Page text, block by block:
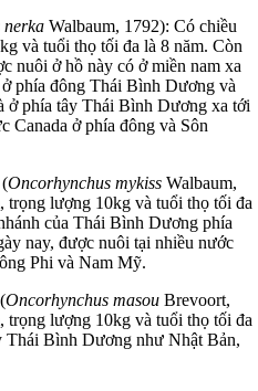
nerka Walbaum, 1792): Có chiều
và tuổi thọ tối đa là 8 năm. Còn
nuôi ở hồ này có ở miền nam xa
phía đông Thái Bình Dương và
ở phía tây Thái Bình Dương xa tới
Canada ở phía đông và Sôn
Oncorhynchus mykiss Walbaum,
trọng lượng 10kg và tuổi thọ tối đa
của Thái Bình Dương phía
nay, được nuôi tại nhiều nước
Phi và Nam Mỹ.
Oncorhynchus masou Brevoort,
trọng lượng 10kg và tuổi thọ tối đa
Thái Bình Dương như Nhật Bản,